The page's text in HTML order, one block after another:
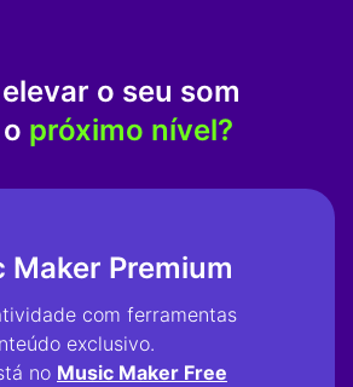
o seu som
próximo nível?
Maker Premium
com ferramentas
exclusivo.
no Music Maker Free